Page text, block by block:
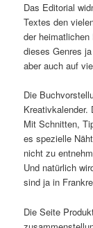
Das Editorial
Textes den
der
dieses Genres
aber auch auf
Die
Kreativkalender.
Mit Schnitten,
es spezielle
nicht zu
Und natürlich
sind ja in
Die Seite